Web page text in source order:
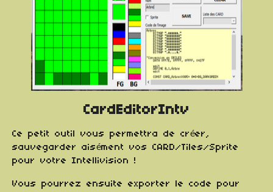
CardEditorIntv
Ce petit outil vous permettra de créer,
sauvegarder aisément vos CARD/Tiles/Sprite
pour votre Intellivision !
Vous pourrez ensuite exporter le code pour